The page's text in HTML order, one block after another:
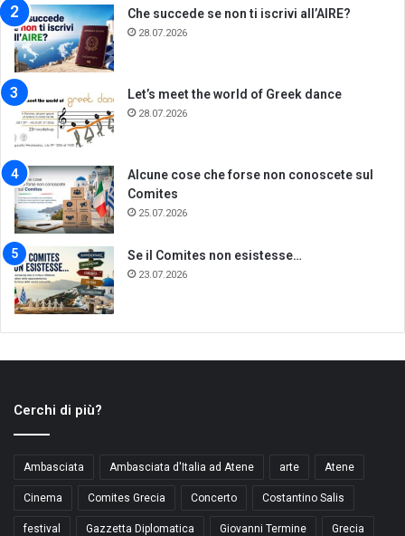
Che succede se non ti iscrivi all’AIRE?
28.07.2026
Let’s meet the world of Greek dance
28.07.2026
Alcune cose che forse non conoscete sul
Comites
25.07.2026
Se il Comites non esistesse…
23.07.2026
Cerchi di più?
Ambasciata Ambasciata d'Italia ad Atene arte Atene
Cinema Comites Grecia Concerto Costantino Salis
festival Gazzetta Diplomatica Giovanni Termine Grecia